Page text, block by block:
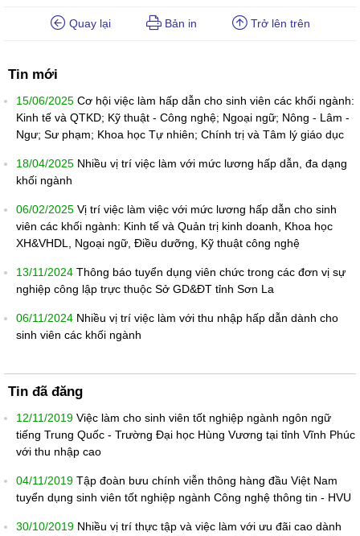
Quay lại Bản in Trở lên trên
Tin mới
15/06/2025 Cơ hội việc làm hấp dẫn cho sinh viên các khối ngành:
Kinh tế và QTKD; Kỹ thuật - Công nghệ; Ngoại ngữ; Nông - Lâm -
Ngư; Sư phạm; Khoa học Tự nhiên; Chính trị và Tâm lý giáo dục
18/04/2025 Nhiều vị trí việc làm với mức lương hấp dẫn, đa dạng
khối ngành
06/02/2025 Vị trí việc làm việc với mức lương hấp dẫn cho sinh
viên các khối ngành: Kinh tế và Quản trị kinh doanh, Khoa học
XH&VHDL, Ngoại ngữ, Điều dưỡng, Kỹ thuật công nghệ
13/11/2024 Thông báo tuyển dụng viên chức trong các đơn vị sự
nghiệp công lập trực thuộc Sở GD&ĐT tỉnh Sơn La
06/11/2024 Nhiều vị trí việc làm với thu nhập hấp dẫn dành cho
sinh viên các khối ngành
Tin đã đăng
12/11/2019 Việc làm cho sinh viên tốt nghiệp ngành ngôn ngữ
tiếng Trung Quốc - Trường Đại học Hùng Vương tại tỉnh Vĩnh Phúc
với thu nhập cao
04/11/2019 Tập đoàn bưu chính viễn thông hàng đầu Việt Nam
tuyển dụng sinh viên tốt nghiệp ngành Công nghệ thông tin - HVU
30/10/2019 Nhiều vị trí thực tập và việc làm với ưu đãi cao dành